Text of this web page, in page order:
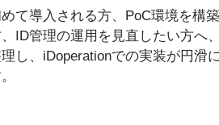
て導入される方、PoC環境を構
ID管理の運用を見直したい方へ
し、iDoperationでの実装が円滑